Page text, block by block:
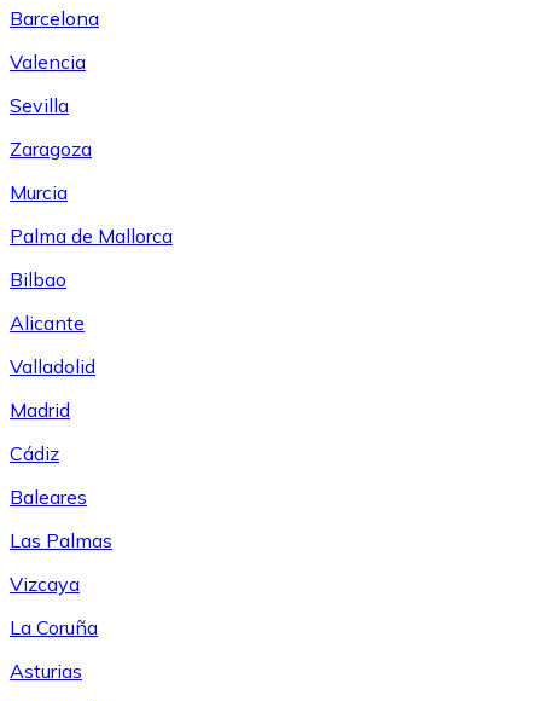
Barcelona
Valencia
Sevilla
Zaragoza
Murcia
Palma de Mallorca
Bilbao
Alicante
Valladolid
Madrid
Cádiz
Baleares
Las Palmas
Vizcaya
La Coruña
Asturias